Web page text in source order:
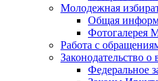
Молодежная
Общая
Фотогалерея
Работа с
Законодательство
Федеральное